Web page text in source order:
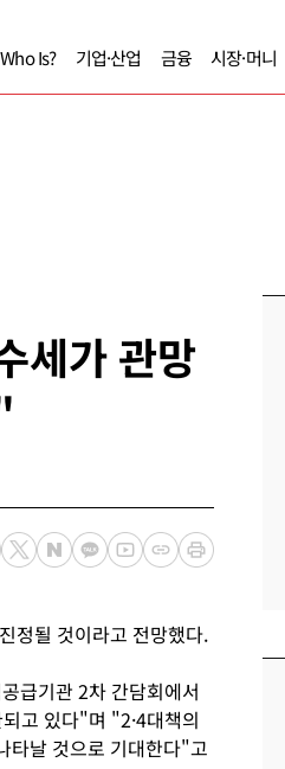
Who Is? 기업·산업 금융 시장·머니
세가 관망
정될 것이라고 전망했다.
급기관 2차 간담회에서
고 있다"며 "2·4대책의
타날 것으로 기대한다"고